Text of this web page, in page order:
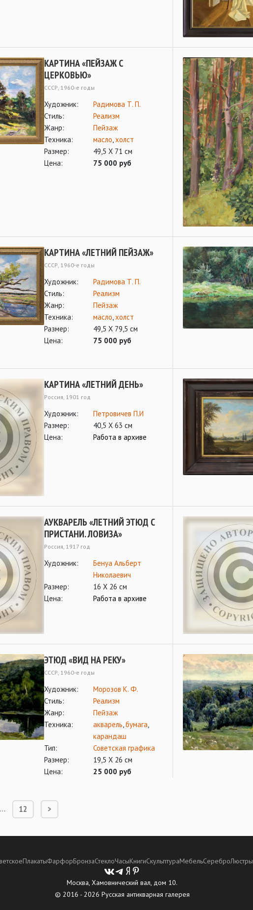
КАРТИНА «ПЕЙЗАЖ С
ЦЕРКОВЬЮ»
СССР, 1960-е годы
Художник:
Радимова Т. П.
Стиль:
Реализм
Жанр:
Пейзаж
Техника:
масло,холст
Размер:
49,5 Х 71 см
Цена:
75 000 руб
КАРТИНА «ЛЕТНИЙ ПЕЙЗАЖ»
СССР, 1960-е годы
Художник:
Радимова Т. П.
Стиль:
Реализм
Жанр:
Пейзаж
Техника:
масло холст
Размер:
49,5 Х 79,5 см
Цена:
75 000 руб
КАРТИНА «ЛЕТНИЙ ДЕНЬ»
Россия, 1901 год
Художник:
Петровичев П.И
Размер:
40,5 Х 63 см
Цена:
Работа в архиве
АУКВАРЕЛЬ «ЛЕТНИЙ ЭТЮД С
ПРИСТАНИ. ЛОВИЗА»
Россия, 1917 год
Художник:
Бенуа Альберт
Николаевич
Размер:
16 Х 26 см
Цена:
Работа в архиве
ЭТЮД «ВИД НА РЕКУ»
СССР, 1960-е годы
Художник:
Морозов К. Ф.
Стиль:
Реализм
Жанр:
Пейзаж
Техника:
акварель бумага
карандаш
Тип:
Советская графика
Размер:
19,5 X 26 см
Цена:
25 000 руб
… 12 >
ПлакатыФарфорБронзаСтеклоЧасыКнигиСкульптураМебельСереброЛюстры
Москва, Хамовнический вал, дом 10.
© 2016 - 2026 Русская антикварная галерея